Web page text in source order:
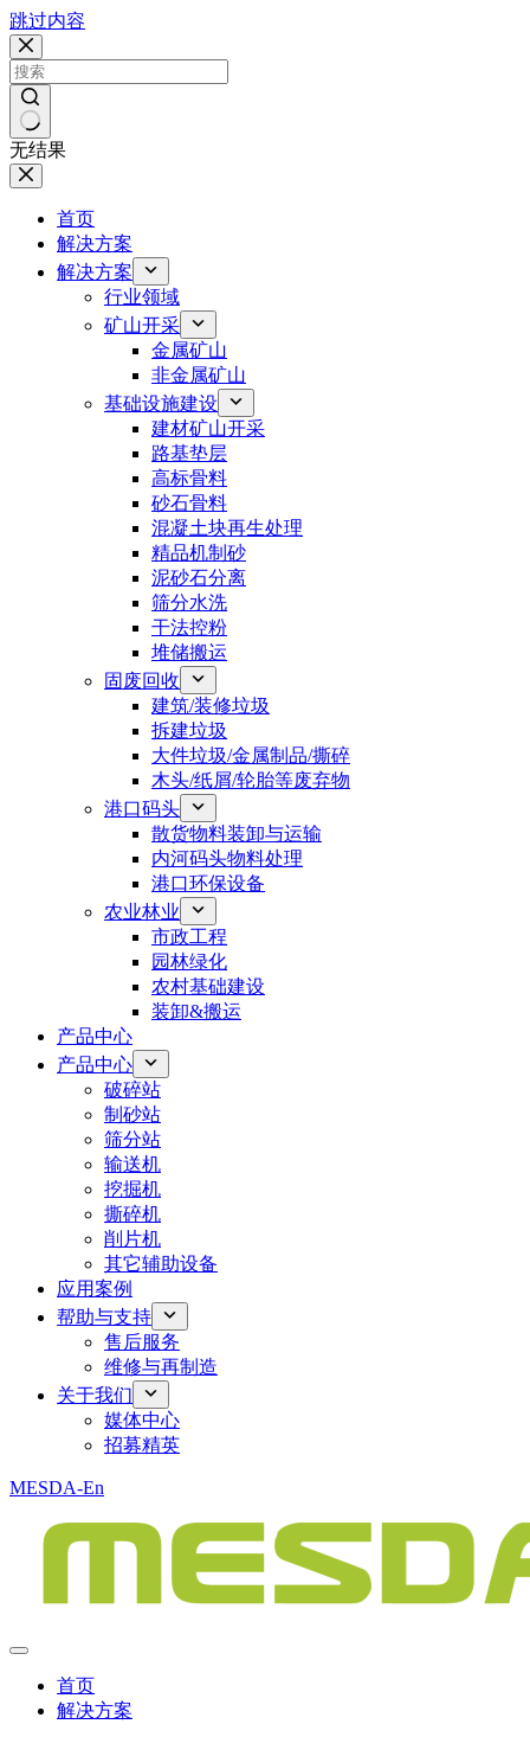
跳过内容
无结果
首页
解决方案
解决方案
行业领域
矿山开采
金属矿山
非金属矿山
基础设施建设
建材矿山开采
路基垫层
高标骨料
砂石骨料
混凝土块再生处理
精品机制砂
泥砂石分离
筛分水洗
干法控粉
堆储搬运
固废回收
建筑/装修垃圾
拆建垃圾
大件垃圾/金属制品/撕碎
木头/纸屑/轮胎等废弃物
港口码头
散货物料装卸与运输
内河码头物料处理
港口环保设备
农业林业
市政工程
园林绿化
农村基础建设
装卸&搬运
产品中心
产品中心
破碎站
制砂站
筛分站
输送机
挖掘机
撕碎机
削片机
其它辅助设备
应用案例
帮助与支持
售后服务
维修与再制造
关于我们
媒体中心
招募精英
MESDA-En
首页
解决方案